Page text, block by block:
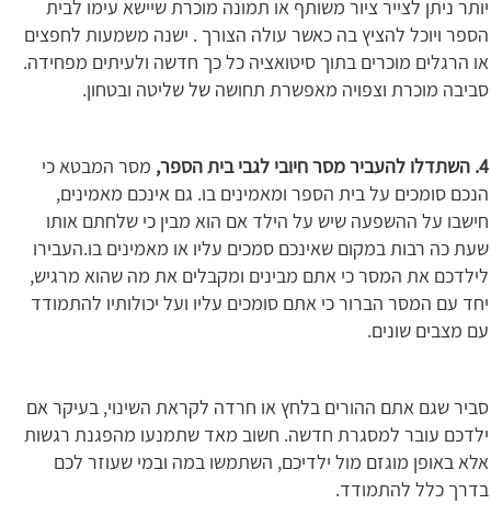
יותר ניתן לצייר ציור משותף או תמונה מוכרת שיישא עימו לבית
הספר ויוכל להציץ בה כאשר עולה הצורך . ישנה משמעות לחפצים
או הרגלים מוכרים בתוך סיטואציה כל כך חדשה ולעיתים מפחידה.
סביבה מוכרת וצפויה מאפשרת תחושה של שליטה ובטחון.
4. השתדלו להעביר מסר חיובי לגבי בית הספר,
מסר המבטא כי
הנכם סומכים על בית הספר ומאמינים בו. גם אינכם מאמינים,
חישבו על ההשפעה שיש על הילד אם הוא מבין כי שלחתם אותו
שעת כה רבות במקום שאינכם סמכים עליו או מאמינים בו.העבירו
לילדכם את המסר כי אתם מבינים ומקבלים את מה שהוא מרגיש,
יחד עם המסר הברור כי אתם סומכים עליו ועל יכולותיו להתמודד
עם מצבים שונים.
סביר שגם אתם ההורים בלחץ או חרדה לקראת השינוי, בעיקר אם
ילדכם עובר למסגרת חדשה. חשוב מאד שתמנעו מהפגנת רגשות
אלא באופן מוגזם מול ילדיכם, השתמשו במה ובמי שעוזר לכם
בדרך כלל להתמודד.